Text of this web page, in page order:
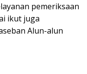
pemeriksaan
ikut juga
Alun-alun